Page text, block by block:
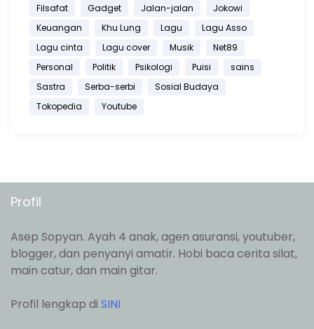
Filsafat
Gadget Jalan-jalan
Jokowi
Keuangan
Khu Lung Lagu
Lagu Asso
Lagu cinta
Lagu cover Musik
Net89
Personal
Politik Psikologi Puisi
sains
Sastra
Serba-serbi
Sosial Budaya
Tokopedia
Youtube
Profil
Asep Sopyan. Ayah 4 anak, agen asuransi, youtuber,
blogger, dan penyanyi amatir. Hobi baca cerita silat,
main catur, dan main gitar.
Profil lengkap di SINI